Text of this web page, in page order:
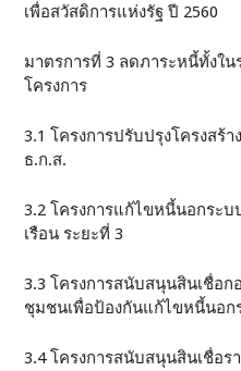
เพื่อสวัสดิการแห่งรัฐ ปี 2560
มาตรการที่ 3 ลดภาระหนี้ทั้งใ
โครงการ
3.1 โครงการปรับปรุงโครงสร้
ธ.ก.ส.
3.2 โครงการแก้ไขหนี้นอกระ
เรือน ระยะที่ 3
3.3 โครงการสนับสนุนสินเชื่อ
ชุมชนเพื่อป้องกันแก้ไขหนี้นอก
3.4 โครงการสนับสนุนสินเชื่อร